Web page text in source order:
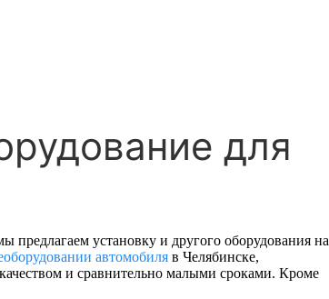
для
предлагаем установку и другого оборудования на
автомобиля в Челябинске,
и сравнительно малыми сроками. Кроме